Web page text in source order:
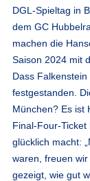
DGL-Spieltag in
dem GC
machen die
Saison 2024 mit
Dass
festgestanden.
München? Es ist
Final-Four-
glücklich macht:
waren, freuen
gezeigt, wie gut